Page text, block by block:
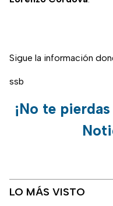
Sigue la información
ssb
¡No te
LO MÁS VISTO